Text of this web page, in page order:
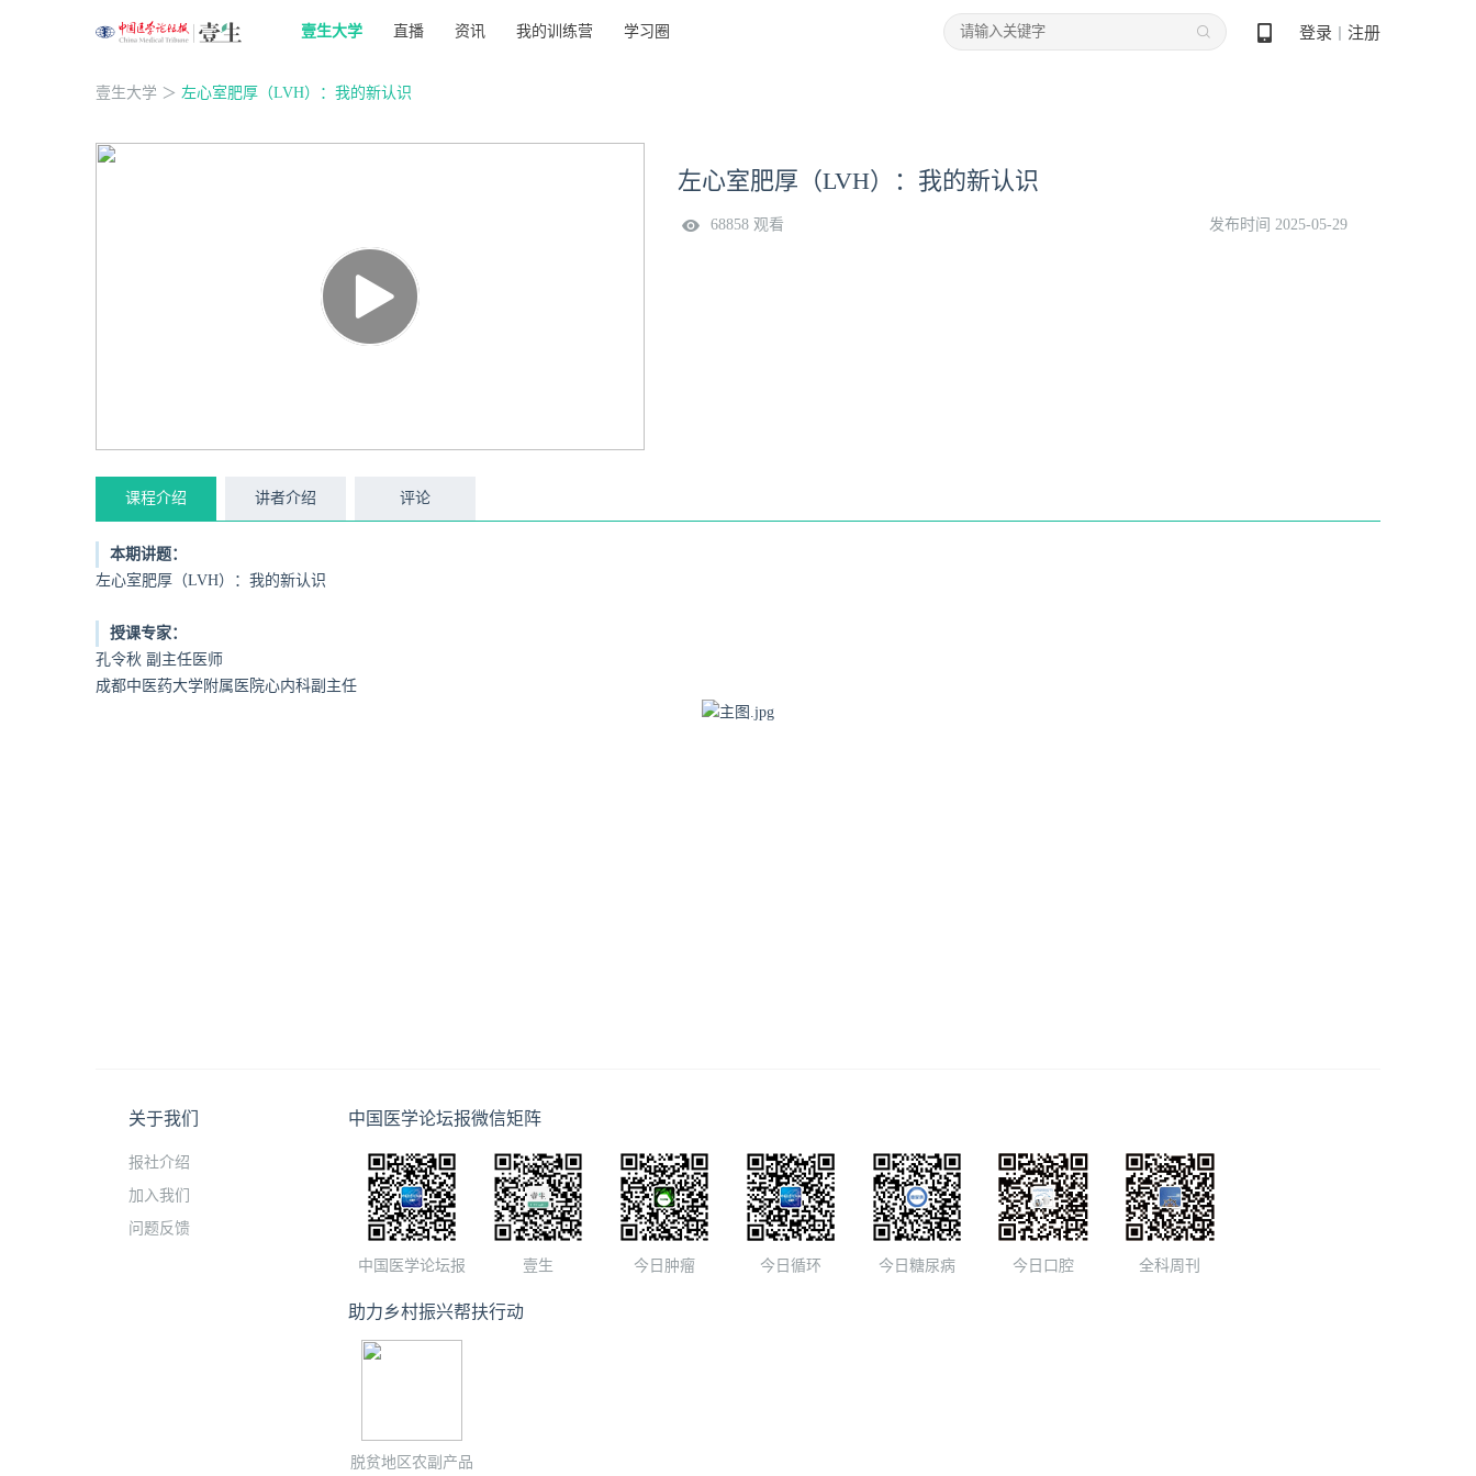
壹生大学 直播 资讯 我的训练营 学习圈 登录 注册
壹生大学 ＞ 左心室肥厚（LVH）：我的新认识
左心室肥厚（LVH）：我的新认识
68858 观看 发布时间 2025-05-29
课程介绍 讲者介绍 评论
本期讲题：
左心室肥厚（LVH）：我的新认识
授课专家：
孔令秋 副主任医师
成都中医药大学附属医院心内科副主任
关于我们
报社介绍
加入我们
问题反馈
中国医学论坛报微信矩阵
中国医学论坛报 壹生 今日肿瘤 今日循环 今日糖尿病 今日口腔 全科周刊
助力乡村振兴帮扶行动
脱贫地区农副产品